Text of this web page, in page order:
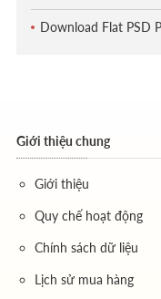
Download Flat PSD
Giới thiệu chung
Giới thiệu
Quy chế hoạt động
Chính sách dữ liệu
Lịch sử mua hàng